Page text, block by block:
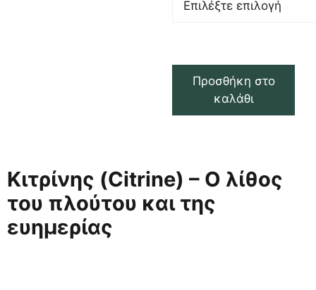
Προσθήκη στο
καλάθι
Κιτρίνης (Citrine) – Ο λίθος
του πλούτου και της
ευημερίας